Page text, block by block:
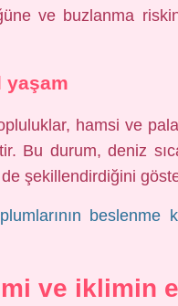
ve buzlanma
yaşam
hamsi ve
Bu durum, deniz
şekillendirdiğini
beslenme
ve iklimin